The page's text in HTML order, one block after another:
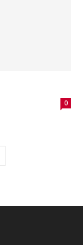
0